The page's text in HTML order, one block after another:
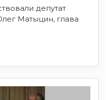
депутат
Матыцин, глава